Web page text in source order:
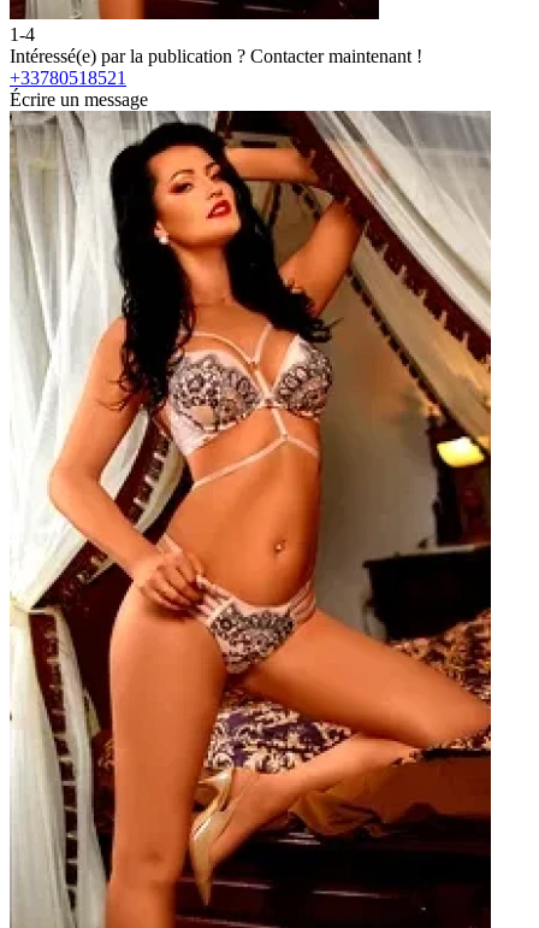
1-4
Intéressé(e) par la publication ? Contacter maintenant !
+33780518521
Écrire un message